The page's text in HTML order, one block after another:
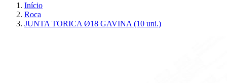
Início
Roca
JUNTA TORICA Ø18 GAVINA (10 uni.)